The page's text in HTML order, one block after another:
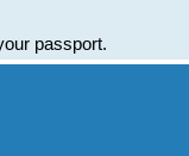
passport.